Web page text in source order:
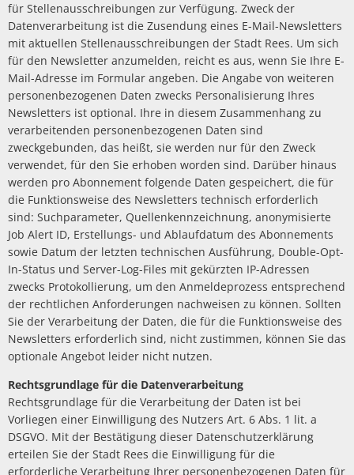
für Stellenausschreibungen zur Verfügung. Zweck der
Datenverarbeitung ist die Zusendung eines E-Mail-Newsletters
mit aktuellen Stellenausschreibungen der Stadt Rees. Um sich
für den Newsletter anzumelden, reicht es aus, wenn Sie Ihre E-
Mail-Adresse im Formular angeben. Die Angabe von weiteren
personenbezogenen Daten zwecks Personalisierung Ihres
Newsletters ist optional. Ihre in diesem Zusammenhang zu
verarbeitenden personenbezogenen Daten sind
zweckgebunden, das heißt, sie werden nur für den Zweck
verwendet, für den Sie erhoben worden sind. Darüber hinaus
werden pro Abonnement folgende Daten gespeichert, die für
die Funktionsweise des Newsletters technisch erforderlich
sind: Suchparameter, Quellenkennzeichnung, anonymisierte
Job Alert ID, Erstellungs- und Ablaufdatum des Abonnements
sowie Datum der letzten technischen Ausführung, Double-Opt-
In-Status und Server-Log-Files mit gekürzten IP-Adressen
zwecks Protokollierung, um den Anmeldeprozess entsprechend
der rechtlichen Anforderungen nachweisen zu können. Sollten
Sie der Verarbeitung der Daten, die für die Funktionsweise des
Newsletters erforderlich sind, nicht zustimmen, können Sie das
optionale Angebot leider nicht nutzen.
Rechtsgrundlage für die Datenverarbeitung
Rechtsgrundlage für die Verarbeitung der Daten ist bei
Vorliegen einer Einwilligung des Nutzers Art. 6 Abs. 1 lit. a
DSGVO. Mit der Bestätigung dieser Datenschutzerklärung
erteilen Sie der Stadt Rees die Einwilligung für die
erforderliche Verarbeitung Ihrer personenbezogenen Daten für